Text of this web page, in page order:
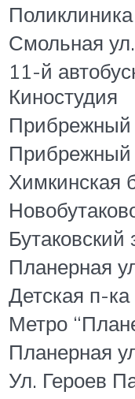
Поликлиника
Смольная
11-й
Киностудия
Прибрежный
Прибрежный
Химкинская
Бутаковский
Планерная
Детская п-ка
Метро
Планерная
Ул. Героев